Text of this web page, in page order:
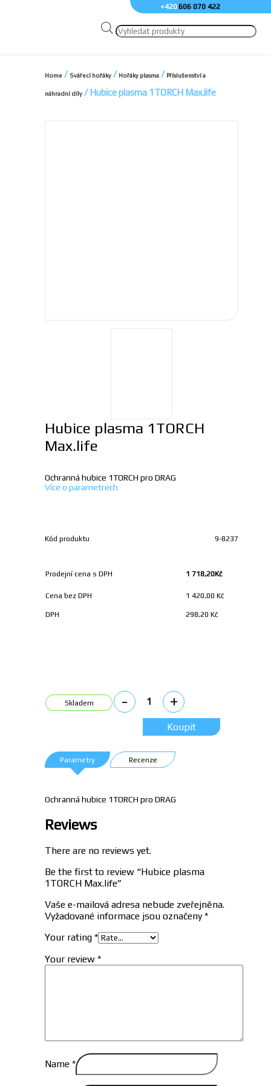
+420606 070 422
Products
search
Home / Svářecí hořáky / Hořáky plasma / Příslušenství a
náhradní díly / Hubice plasma 1TORCH Max.life
Hubice plasma 1TORCH
Max.life
Ochranná hubice 1TORCH pro DRAG
Více o parametrech
Kód produktu 9-8237
Prodejní cena s DPH 1 718,20Kč
Cena bez DPH 1 420,00 Kč
DPH 298,20 Kč
Skladem -
plasma
+
Koupit
Parametry Recenze
Ochranná hubice 1TORCH pro DRAG
Reviews
There are no reviews yet.
Be the first to review “Hubice plasma
1TORCH Max.life”
Vaše e-mailová adresa nebude zveřejněna.
Vyžadované informace jsou označeny*
Your rating *
Your review *
Name *